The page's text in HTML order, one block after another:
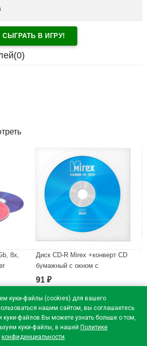
куки-файлы (cookies) для вашего
нашим сайтом, вы соглашаетесь
куки-файлов.Вы можете узнать больше о том,
куки-файлы, в нашей Политике
конфиденциальности.
СЫГРАТЬ В ИГРУ!
0)
CD-R Mirex +конверт CD
c окном с
язычком
В наличии
Диск DVD+R
Slim Case (1),